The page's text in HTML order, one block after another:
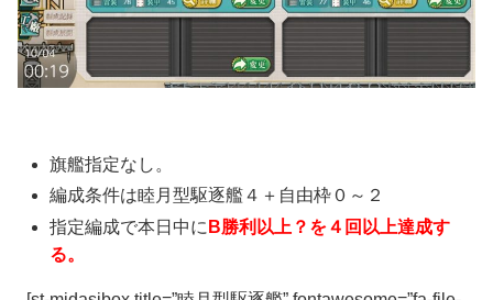
旗艦指定なし。
編成条件は睦月型駆逐艦４＋自由枠０～２
指定編成で本日中に B勝利以上？を４回以上達成す
る。